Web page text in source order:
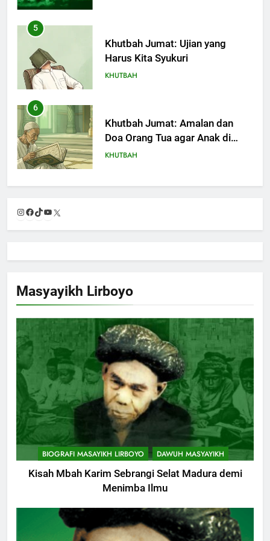
5
Khutbah Jumat: Ujian yang
Harus Kita Syukuri
KHUTBAH
6
Khutbah Jumat: Amalan dan
Doa Orang Tua agar Anak di
Pondok Pesantren Sukses Dunia
KHUTBAH
7
Khutbah Jumat Perihal Bulan
Muharam
Khutbah Jumat: Mereka yang
Mendapat Predikat Haji Mabrur
KHUTBAH
10
Khutbah Jumat: Hak Penting
Yang Harus Kita Berikan Kepada
Istri
KHUTBAH
11
Khutbah: Keistimewaan Hari
Jumat
Instagram
Facebook
TikTok
YouTube
Masyayikh Lirboyo
BIOGRAFI MASAYIKH LIRBOYO DAWUH MASYAYIKH
Kisah Mbah Karim Sebrangi Selat Madura demi
Menimba Ilmu